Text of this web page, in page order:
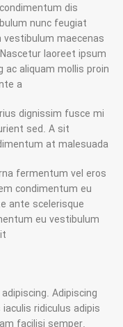
dis
nunc feugiat
maecenas
laoreet ipsum
ac aliquam mollis proin
a.
dignissim fusce mi
sed. A sit
at malesuada.
fermentum vel eros
condimentum eu
ante scelerisque
eu vestibulum
Adipiscing
ridiculus adipis